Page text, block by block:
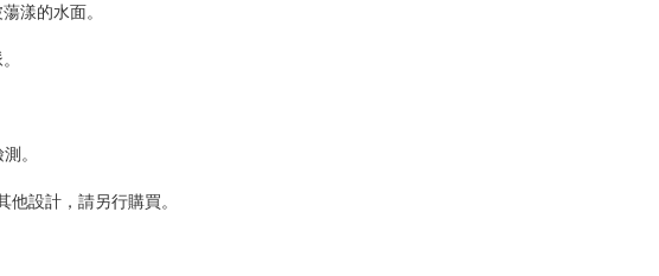
漾的水面。
。
設計，請另行購買。